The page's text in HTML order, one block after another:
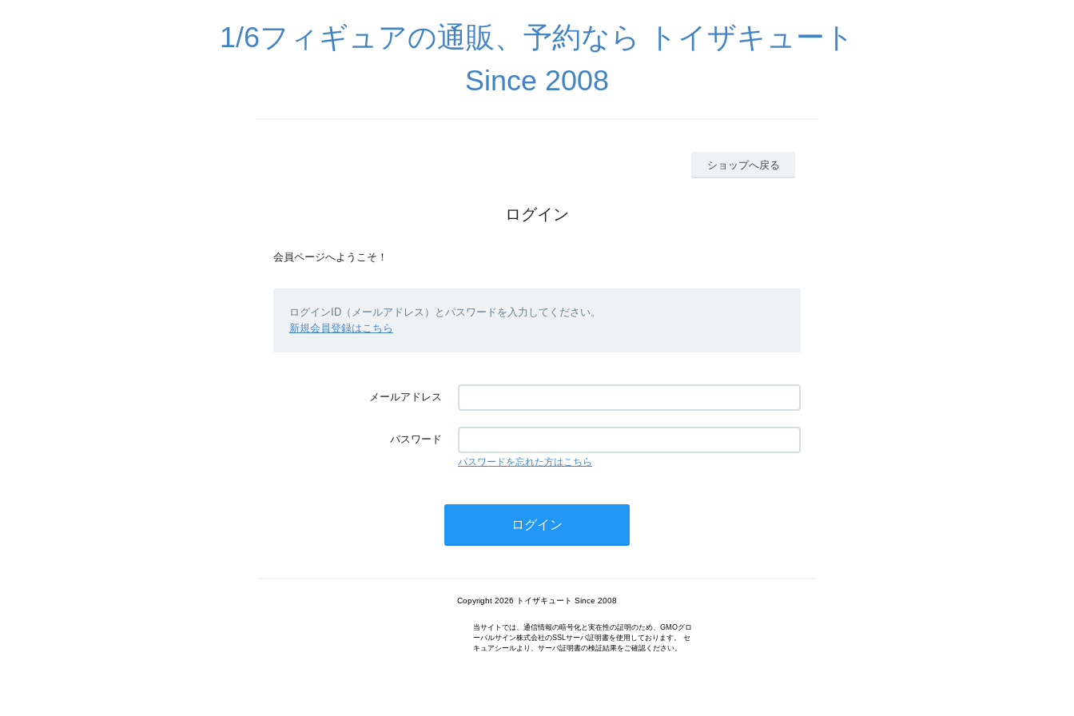
1/6フィギュアの通販、予約なら トイザキュート
Since 2008
ショップへ戻る
ログイン
会員ページへようこそ！
ログインID（メールアドレス）とパスワードを入力してください。
新規会員登録はこちら
メールアドレス
パスワード
パスワードを忘れた方はこちら
Copyright 2026 トイザキュート Since 2008
当サイトでは、通信情報の暗号化と実在性の証明のため、GMOグロ
ーバルサイン株式会社のSSLサーバ証明書を使用しております。 セ
キュアシールより、サーバ証明書の検証結果をご確認ください。